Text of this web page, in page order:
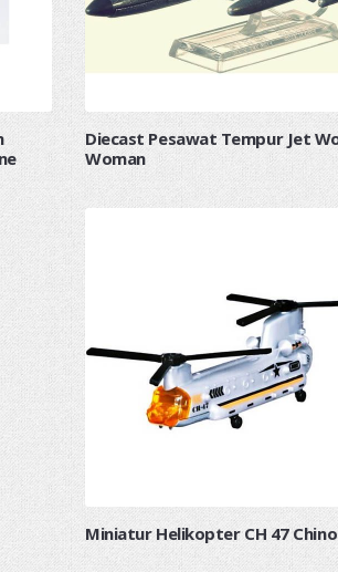
Diecast Pesawat Tempur Jet
Woman
Miniatur Helikopter CH 47